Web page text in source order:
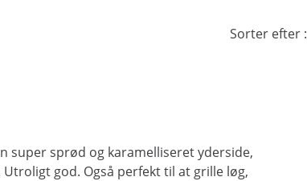
Sorter efter :
super sprød og karamelliseret yderside,
god. Også perfekt til at grille løg,